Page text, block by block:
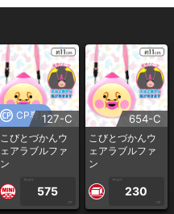
CP専用127-C
こびとづかんウ
ェアラブルファ
ン
1PLAY
575
CP
654-C
こびとづかんウ
ェアラブルファ
ン
1PLAY
230
CP